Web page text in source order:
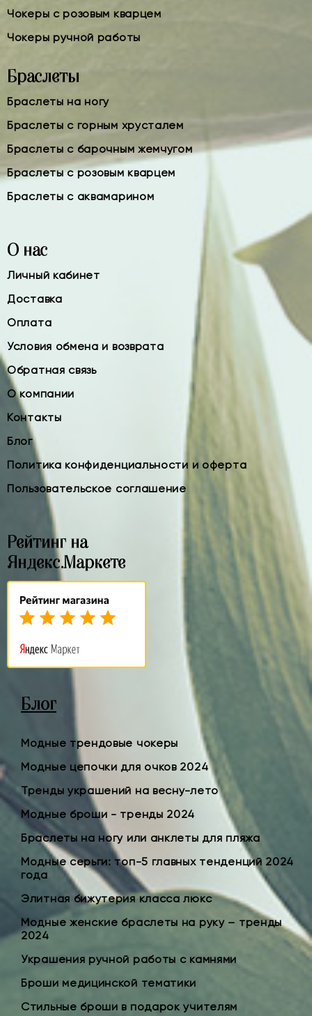
Чокеры с розовым кварцем
Чокеры ручной работы
Браслеты
Браслеты на ногу
Браслеты с горным хрусталем
Браслеты с барочным жемчугом
Браслеты с розовым кварцем
Браслеты с аквамарином
О нас
Личный кабинет
Доставка
Оплата
Условия обмена и возврата
Обратная связь
О компании
Контакты
Блог
Политика конфиденциальности и оферта
Пользовательское соглашение
Рейтинг на
Яндекс.Маркете
Блог
Модные трендовые чокеры
Модные цепочки для очков 2024
Тренды украшений на весну-лето
Модные броши - тренды 2024
Браслеты на ногу или анклеты для пляжа
Модные серьги: топ-5 главных тенденций 2024
года
Элитная бижутерия класса люкс
Модные женские браслеты на руку – тренды
2024
Украшения ручной работы с камнями
Броши медицинской тематики
Стильные броши в подарок учителям